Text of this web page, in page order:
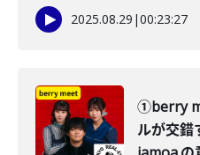
2025.08.29 |00:23:27
①berry
ルが交錯